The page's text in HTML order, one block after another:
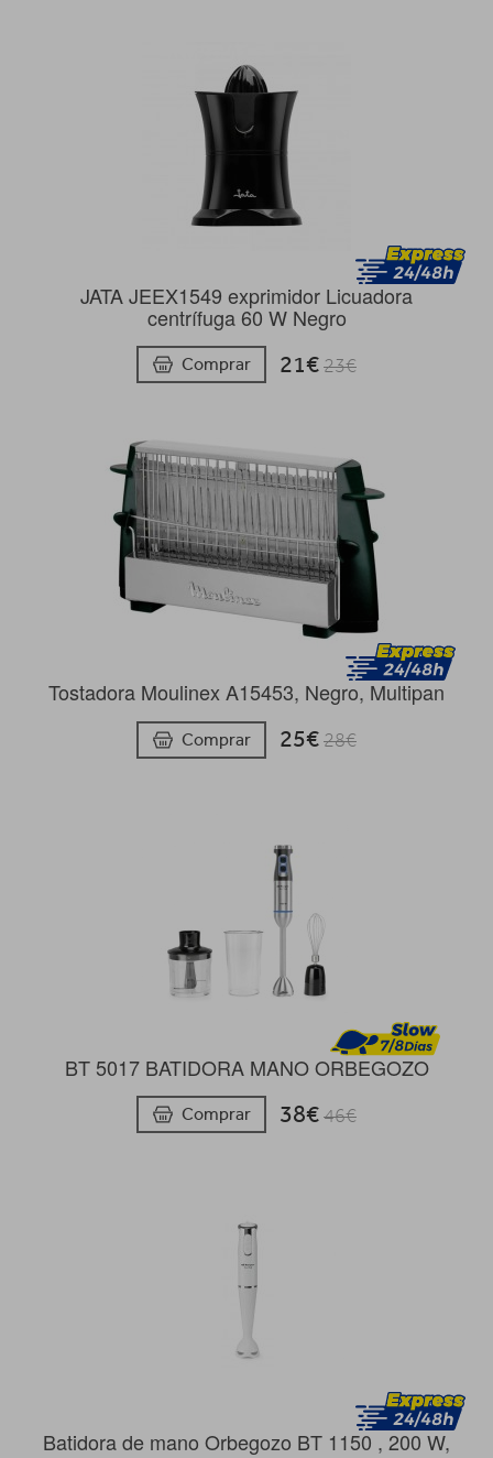
JATA JEEX1549 exprimidor Licuadora
centrífuga 60 W Negro
Comprar 21€23€
Tostadora Moulinex A15453, Negro, Multipan
Comprar 25€28€
BT 5017 BATIDORA MANO ORBEGOZO
Comprar 38€46€
Batidora de mano Orbegozo BT 1150 , 200 W,